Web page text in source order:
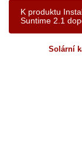
K produktu
Suntime 2.1
Solární